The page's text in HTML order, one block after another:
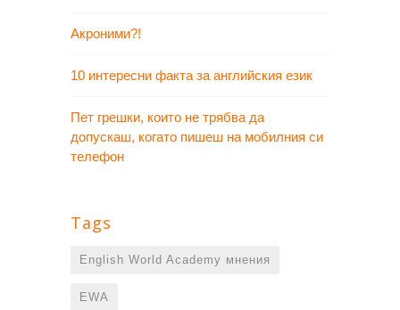
Акроними?!
10 интересни факта за английския език
Пет грешки, които не трябва да
допускаш, когато пишеш на мобилния си
телефон
Tags
English World Academy мнения
EWA